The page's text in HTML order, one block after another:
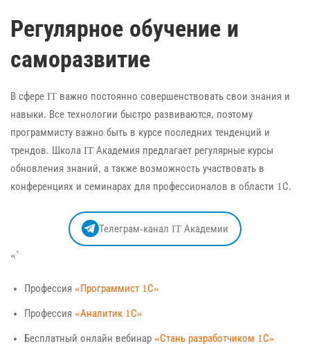
Регулярное обучение и
саморазвитие
В сфере IT важно постоянно совершенствовать свои знания и
навыки. Все технологии быстро развиваются, поэтому
программисту важно быть в курсе последних тенденций и
трендов. Школа IT Академия предлагает регулярные курсы
обновления знаний, а также возможность участвовать в
конференциях и семинарах для профессионалов в области 1С.
Телеграм-канал IT Академии
«`
Профессия «Программист 1С»
Профессия «Аналитик 1С»
Бесплатный онлайн вебинар «Стань разработчиком 1С»